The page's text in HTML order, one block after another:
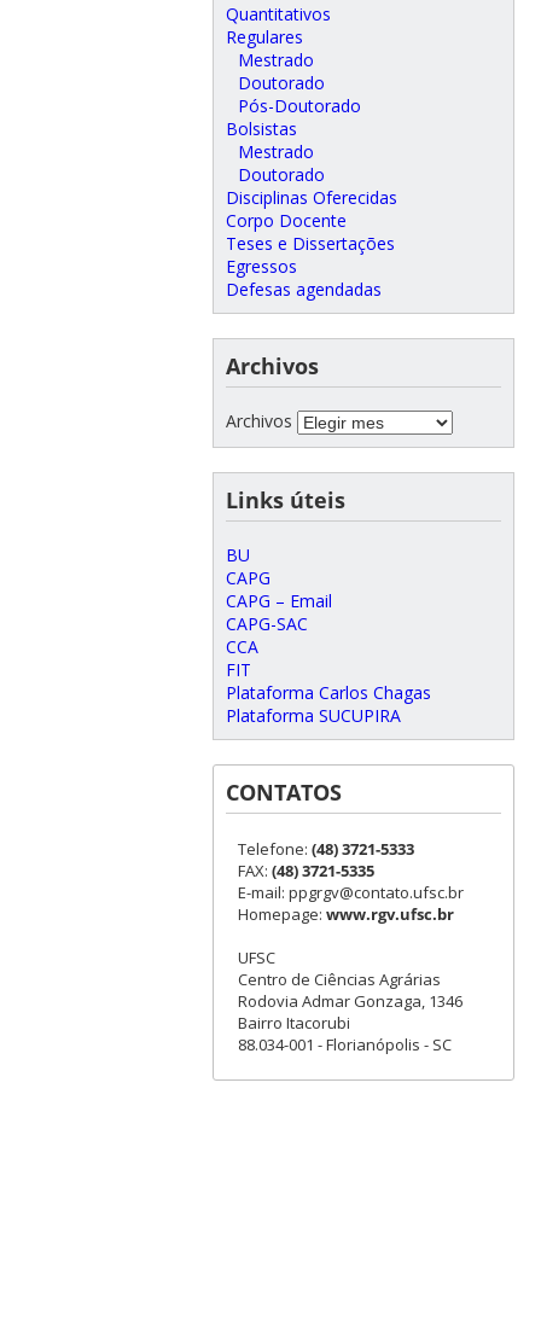
Quantitativos
Regulares
Mestrado
Doutorado
Pós-Doutorado
Bolsistas
Mestrado
Doutorado
Disciplinas Oferecidas
Corpo Docente
Teses e Dissertações
Egressos
Defesas agendadas
Archivos
Archivos
Links úteis
BU
CAPG
CAPG – Email
CAPG-SAC
CCA
FIT
Plataforma Carlos Chagas
Plataforma SUCUPIRA
CONTATOS
Telefone: (48) 3721-5333
FAX: (48) 3721-5335
E-mail: ppgrgv@contato.ufsc.br
Homepage: www.rgv.ufsc.br
UFSC
Centro de Ciências Agrárias
Rodovia Admar Gonzaga, 1346
Bairro Itacorubi
88.034-001 - Florianópolis - SC